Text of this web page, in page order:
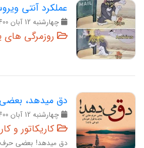
عملکرد آنتی
چهارشنبه 12 آبان 1400
روزمرگی
دق میدهد،
چهارشنبه 12 آبان 1400
کاریکاتور و
دق میدهد! بعضی حرف